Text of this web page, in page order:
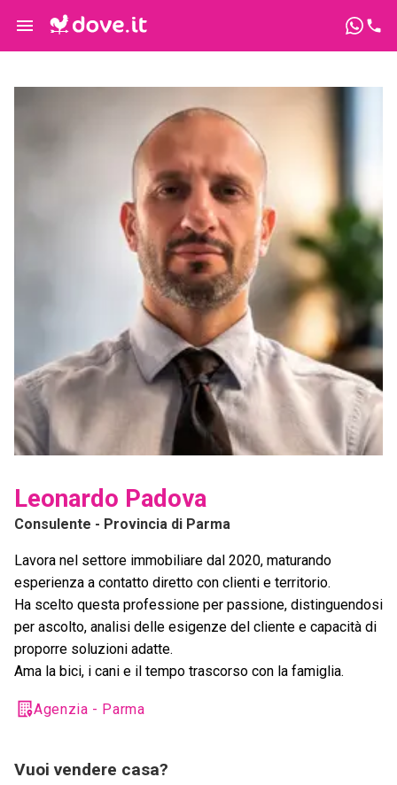
Leonardo Padova
Consulente - Provincia di Parma
Lavora nel settore immobiliare dal 2020, maturando
esperienza a contatto diretto con clienti e territorio.
Ha scelto questa professione per passione, distinguendosi
per ascolto, analisi delle esigenze del cliente e capacità di
proporre soluzioni adatte.
Ama la bici, i cani e il tempo trascorso con la famiglia.
Agenzia - Parma
Vuoi vendere casa?